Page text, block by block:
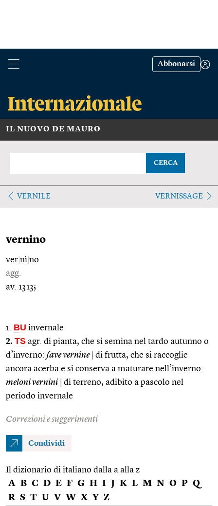
Abbonarsi
IL NUOVO DE MAURO
CERCA
VERNILE VERNISSAGE
vernino
ver nì no
agg.
av. 1313;
1. BU invernale
2. TS agr. di pianta, che si semina nel tardo autunno o
d’inverno: fave vernine
di frutta, che si raccoglie
ancora acerba e si conserva a maturare nell’inverno:
meloni vernini
di terreno, adibito a pascolo nel
periodo invernale
Correzioni e suggerimenti
Condividi
Il dizionario di italiano dalla a alla z
A B C D E F G H I J K L M N O P Q
R S T U V W X Y Z